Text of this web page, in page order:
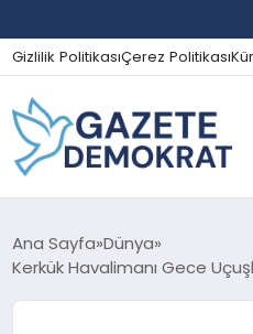
Gizlilik PolitikasıÇerez Politikası
GÜNDEM
Ana Sayfa Dünya
Kerkük Havalimanı Gece